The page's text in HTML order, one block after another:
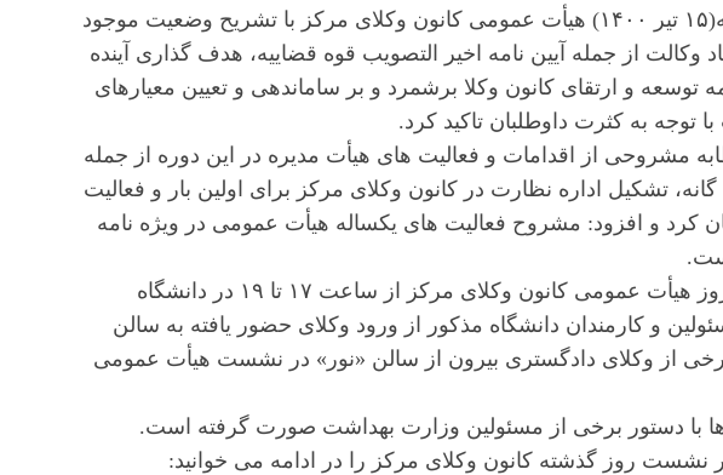
دکتر مالکی در نشست روز سه شنبه(۱۵ تیر ۱۴۰۰) هیأت عمومی کانون وکلای مرکز با تشریح وضعیت موجود
از جمله آیین نامه اخیر التصویب قوه قضاییه، هدف گذاری آینده
توسعه و ارتقای کانون وکلا برشمرد و بر ساماندهی و تعیین معیارهای
توجه به کثرت داوطلبان تاکید کرد.
مشروحی از اقدامات و فعالیت های هیأت مدیره در این دوره از جمله
تشکیل اداره نظارت در کانون وکلای مرکز برای اولین بار و فعالیت
کرد و افزود: مشروح فعالیت های یکساله هیأت عمومی در ویژه نامه
لازم به ذکر است اگرچه نشست دیروز هیأت عمومی کانون وکلای مرکز از ساعت ۱۷ تا ۱۹ در دانشگاه
و کارمندان دانشگاه مذکور از ورود وکلای حضور یافته به سالن
از وکلای دادگستری بیرون از سالن «نور» در نشست هیأت عمومی
با دستور برخی از مسئولین وزارت بهداشت صورت گرفته است.
روز گذشته کانون وکلای مرکز را در ادامه می خوانید: